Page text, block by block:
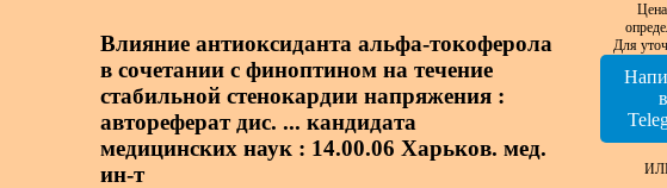
Влияние антиоксиданта альфа-токоферола
в сочетании с финоптином на течение
стабильной стенокардии напряжения :
автореферат дис. ... кандидата
медицинских наук : 14.00.06 Харьков. мед.
ин-т
Для
в